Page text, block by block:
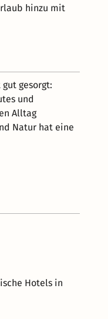
hinzu mit
gesorgt:
und
Alltag
Natur hat eine
Hotels in